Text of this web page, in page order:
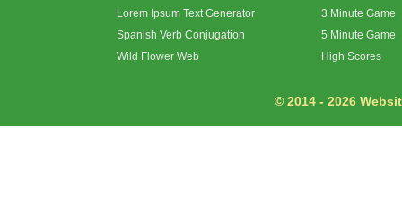
Lorem Ipsum Text Generator
Spanish Verb Conjugation
Wild Flower Web
3 Minute Game
5 Minute Game
High Scores
© 2014 - 2026